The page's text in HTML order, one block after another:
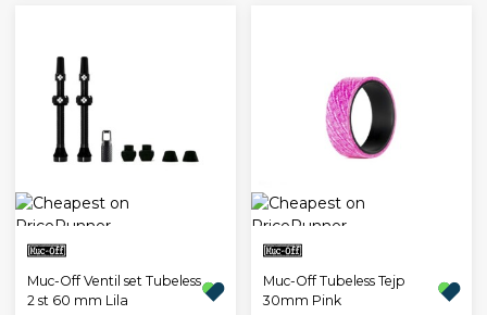
Muc-Off Ventil set Tubeless
2 st 60 mm Lila
Muc-Off Tubeless Tejp
30mm Pink